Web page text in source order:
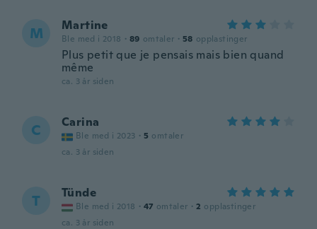
M Martine
Ble med i 2018 · 89 omtaler · 58 opplastinger
Plus petit que je pensais mais bien quand
même
ca. 3 år siden
C Carina
Ble med i 2023 · 5 omtaler
ca. 3 år siden
T Tünde
Ble med i 2018 · 47 omtaler · 2 opplastinger
ca. 3 år siden